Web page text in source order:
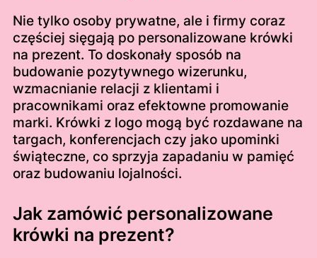
Nie tylko osoby prywatne, ale i firmy coraz
częściej sięgają po personalizowane krówki
na prezent. To doskonały sposób na
budowanie pozytywnego wizerunku,
wzmacnianie relacji z klientami i
pracownikami oraz efektowne promowanie
marki. Krówki z logo mogą być rozdawane na
targach, konferencjach czy jako upominki
świąteczne, co sprzyja zapadaniu w pamięć
oraz budowaniu lojalności.
Jak zamówić personalizowane
krówki na prezent?